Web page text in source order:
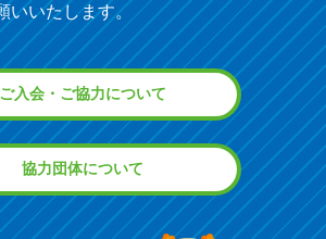
いいたします。
ご入会・ご協力について
協力団体について